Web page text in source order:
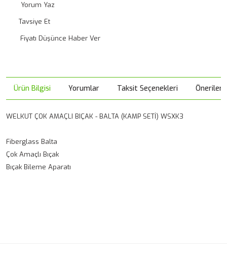
Yorum Yaz
Tavsiye Et
Fiyatı Düşünce Haber Ver
Ürün Bilgisi Yorumlar Taksit Seçenekleri
WELKUT ÇOK AMAÇLI BIÇAK - BALTA (KAMP SETİ) WSXK3
Fiberglass Balta
Çok Amaçlı Bıçak
Bıçak Bileme Aparatı